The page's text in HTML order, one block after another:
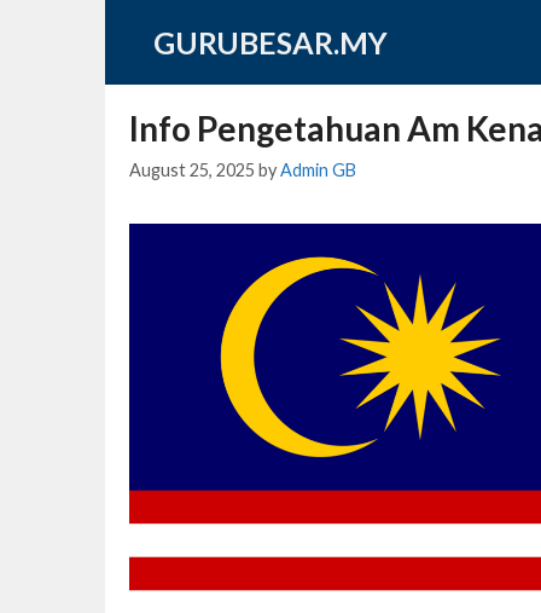
GURUBESAR.MY
Info Pengetahuan Am
August 25, 2025 byAdmin GB